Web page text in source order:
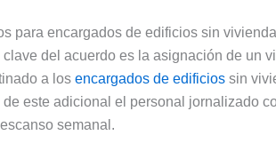
para encargados de edificios sin vivienda
del acuerdo es la asignación de un
a los encargados de edificios sin
este adicional el personal jornalizado
semanal.